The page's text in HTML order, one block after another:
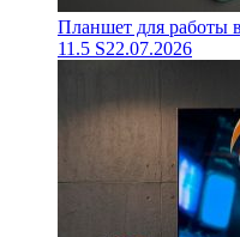
Планшет для работы
11.5 S22.07.2026